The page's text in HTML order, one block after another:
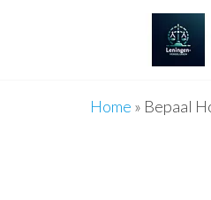
Home » Bepaal